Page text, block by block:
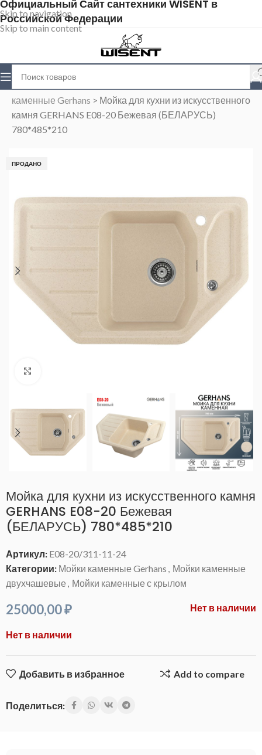
Skip to navigation
Skip to main content
Официальный Сайт сантехники WISENT в
Российской Федерации
Магазин
каменные Gerhans > Мойка для кухни из искусственного
камня GERHANS E08-20 Бежевая (БЕЛАРУСЬ)
780*485*210
ПРОДАНО
Мойка для кухни из искусственного камня
GERHANS E08-20 Бежевая
(БЕЛАРУСЬ) 780*485*210
Артикул: E08-20/311-11-24
Категории: Мойки каменные Gerhans , Мойки каменные
двухчашевые , Мойки каменные с крылом
25000,00₽ Нет в наличии
Нет в наличии
Добавить в избранное Add to compare
Поделиться: